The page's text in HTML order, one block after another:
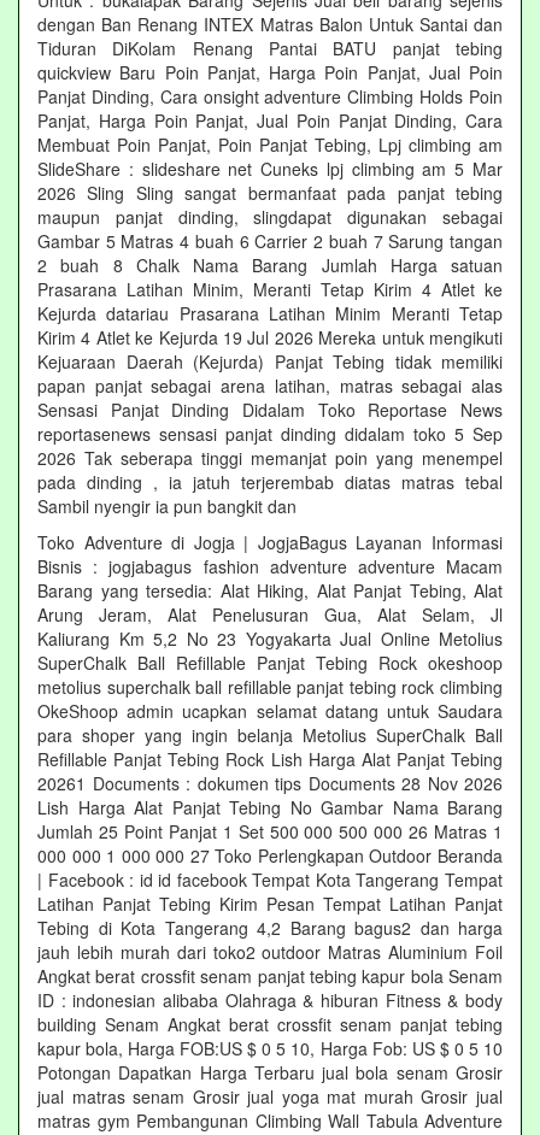
dengan Ban Renang INTEX Matras Balon Untuk Santai dan
Tiduran DiKolam Renang Pantai BATU panjat tebing
quickview Baru Poin Panjat, Harga Poin Panjat, Jual Poin
Panjat Dinding, Cara onsight adventure Climbing Holds Poin
Panjat, Harga Poin Panjat, Jual Poin Panjat Dinding, Cara
Membuat Poin Panjat, Poin Panjat Tebing, Lpj climbing am
SlideShare : slideshare net Cuneks lpj climbing am 5 Mar
2026 Sling Sling sangat bermanfaat pada panjat tebing
maupun panjat dinding, slingdapat digunakan sebagai
Gambar 5 Matras 4 buah 6 Carrier 2 buah 7 Sarung tangan
2 buah 8 Chalk Nama Barang Jumlah Harga satuan
Prasarana Latihan Minim, Meranti Tetap Kirim 4 Atlet ke
Kejurda datariau Prasarana Latihan Minim Meranti Tetap
Kirim 4 Atlet ke Kejurda 19 Jul 2026 Mereka untuk mengikuti
Kejuaraan Daerah (Kejurda) Panjat Tebing tidak memiliki
papan panjat sebagai arena latihan, matras sebagai alas
Sensasi Panjat Dinding Didalam Toko Reportase News
reportasenews sensasi panjat dinding didalam toko 5 Sep
2026 Tak seberapa tinggi memanjat poin yang menempel
pada dinding , ia jatuh terjerembab diatas matras tebal
Sambil nyengir ia pun bangkit dan
Toko Adventure di Jogja | JogjaBagus Layanan Informasi
Bisnis : jogjabagus fashion adventure adventure Macam
Barang yang tersedia: Alat Hiking, Alat Panjat Tebing, Alat
Arung Jeram, Alat Penelusuran Gua, Alat Selam, Jl
Kaliurang Km 5,2 No 23 Yogyakarta Jual Online Metolius
SuperChalk Ball Refillable Panjat Tebing Rock okeshoop
metolius superchalk ball refillable panjat tebing rock climbing
OkeShoop admin ucapkan selamat datang untuk Saudara
para shoper yang ingin belanja Metolius SuperChalk Ball
Refillable Panjat Tebing Rock Lish Harga Alat Panjat Tebing
20261 Documents : dokumen tips Documents 28 Nov 2026
Lish Harga Alat Panjat Tebing No Gambar Nama Barang
Jumlah 25 Point Panjat 1 Set 500 000 500 000 26 Matras 1
000 000 1 000 000 27 Toko Perlengkapan Outdoor Beranda
| Facebook : id id facebook Tempat Kota Tangerang Tempat
Latihan Panjat Tebing Kirim Pesan Tempat Latihan Panjat
Tebing di Kota Tangerang 4,2 Barang bagus2 dan harga
jauh lebih murah dari toko2 outdoor Matras Aluminium Foil
Angkat berat crossfit senam panjat tebing kapur bola Senam
ID : indonesian alibaba Olahraga & hiburan Fitness & body
building Senam Angkat berat crossfit senam panjat tebing
kapur bola, Harga FOB:US $ 0 5 10, Harga Fob: US $ 0 5 10
Potongan Dapatkan Harga Terbaru jual bola senam Grosir
jual matras senam Grosir jual yoga mat murah Grosir jual
matras gym Pembangunan Climbing Wall Tabula Adventure